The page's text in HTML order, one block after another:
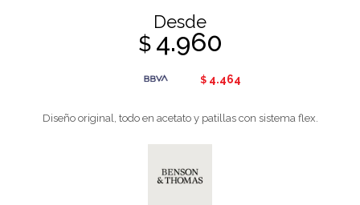
Desde
$ 4.960
$ 4.464
Diseño original, todo en acetato y patillas con sistema flex.